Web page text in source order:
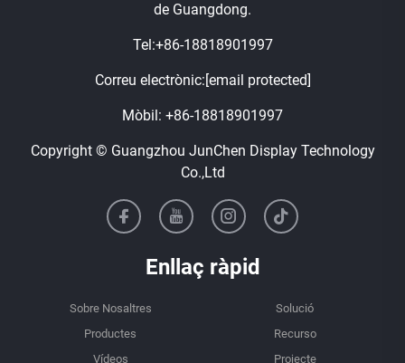
de Guangdong.
Tel:+86-18818901997
Correu electrònic: [email protected]
Mòbil: +86-18818901997
Copyright © Guangzhou JunChen Display Technology
Co.,Ltd
Enllaç ràpid
Sobre Nosaltres
Solució
Productes
Recurso
Vídeos
Projecte